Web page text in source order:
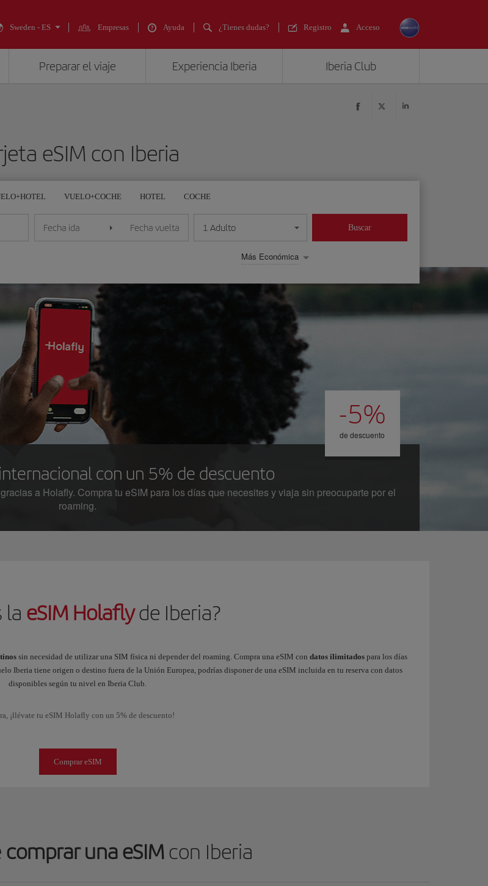
Sweden - ES Empresas Ayuda ¿Tienes dudas? Registro Acceso
Preparar el viaje Experiencia Iberia Iberia Club
eSIM con Iberia
VUELO+COCHE HOTEL COCHE
Fecha ida Fecha vuelta 1 Adulto
Más Económica
Buscar
-5%
de descuento
con un 5% de descuento
a Holafly. Compra tu eSIM para los días que necesites y viaja sin preocuparte por el
roaming.
la eSIM Holaflyde Iberia?
sin necesidad de utilizar una SIM física ni depender del roaming. Compra una eSIM con datos ilimitados para los días
Iberia tiene origen o destino fuera de la Unión Europea, podrías disponer de una eSIM incluida en tu reserva con datos
disponibles según tu nivel en Iberia Club.
¡llévate tu eSIM Holafly con un 5% de descuento!
Comprar eSIM
comprar una eSIMcon Iberia